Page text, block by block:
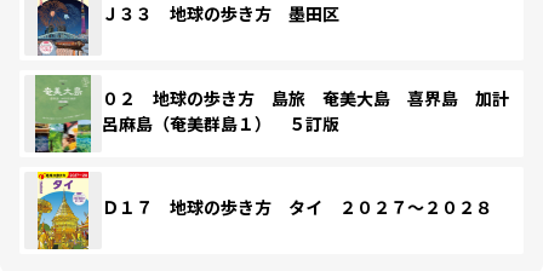
Ｊ３３ 地球の歩き方 墨田区
０２ 地球の歩き方 島旅 奄美大島 喜界島 加計
呂麻島（奄美群島１） ５訂版
Ｄ１７ 地球の歩き方 タイ ２０２７～２０２８